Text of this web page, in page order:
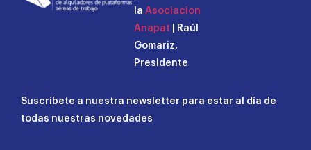
la Asociacion
Anapat | Raúl
Gomariz,
Presidente
Suscríbete a nuestra newsletter para estar al día de
todas nuestras novedades